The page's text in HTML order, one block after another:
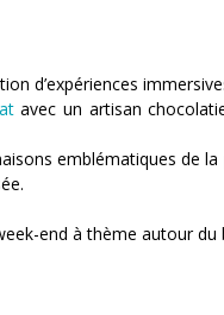
d’expériences
avec un artisan
emblématiques de
end à thème autour